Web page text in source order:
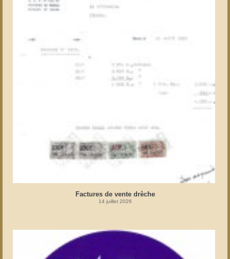
Factures de vente drèche
14 juillet 2026